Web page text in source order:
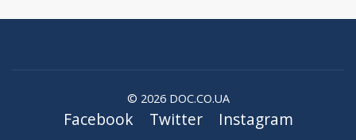
© 2026 DOC.CO.UA
Facebook Twitter Instagram